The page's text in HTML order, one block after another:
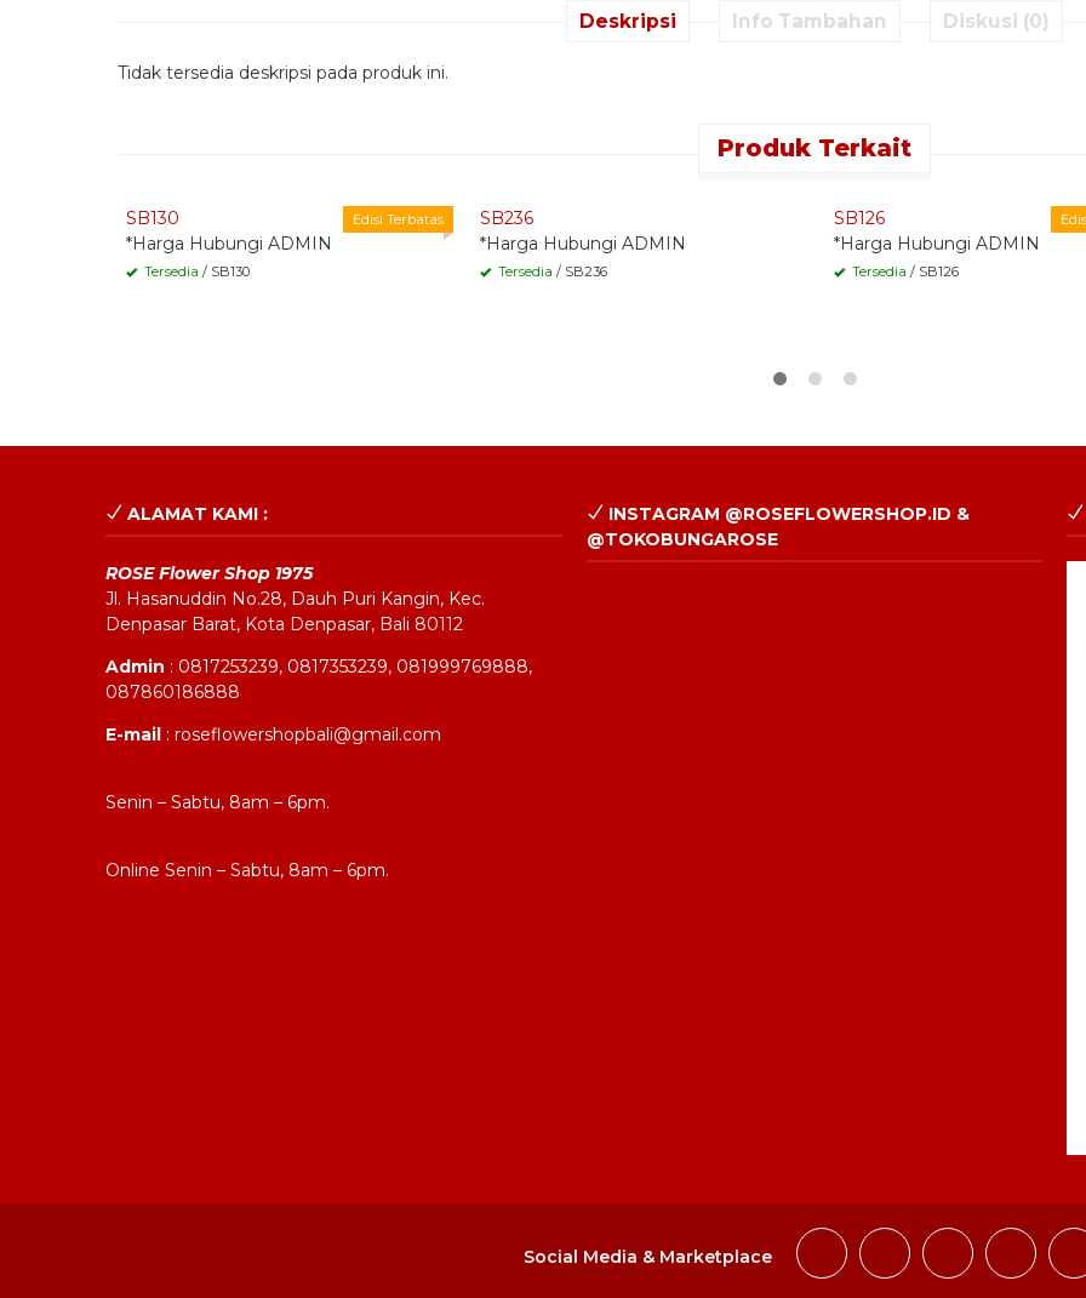
Deskripsi Info Tambahan Diskusi (0)
Tidak tersedia deskripsi pada produk ini.
Produk Terkait
Edisi Terbatas
SB130
*Harga Hubungi ADMIN
Tersedia / SB130
SB236
*Harga Hubungi ADMIN
Tersedia / SB236
SB126
*Harga Hubungi ADMIN
Tersedia / SB126
ALAMAT KAMI :
ROSE Flower Shop 1975
Jl. Hasanuddin No.28, Dauh Puri Kangin, Kec.
Denpasar Barat, Kota Denpasar, Bali 80112
Admin : 0817253239, 0817353239, 081999769888,
087860186888
E-mail : roseflowershopbali@gmail.com
Senin – Sabtu, 8am – 6pm.
Online Senin – Sabtu, 8am – 6pm.
INSTAGRAM @ROSEFLOWERSHOP.ID &
@TOKOBUNGAROSE
Social Media & Marketplace